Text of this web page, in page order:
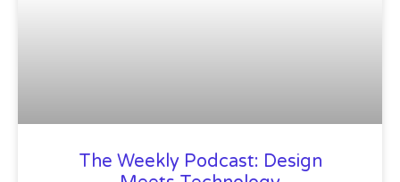
The Weekly Podcast: Design